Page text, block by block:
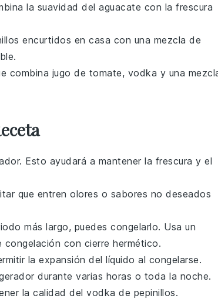
la suavidad del aguacate con la frescura
encurtidos en casa con una mezcla de
combina jugo de tomate, vodka y una
. Esto ayudará a mantener la frescura y el
que entren olores o sabores no deseados
más largo, puedes congelarlo. Usa un
congelación con cierre hermético.
la expansión del líquido al congelarse.
durante varias horas o toda la noche.
la calidad del vodka de pepinillos.